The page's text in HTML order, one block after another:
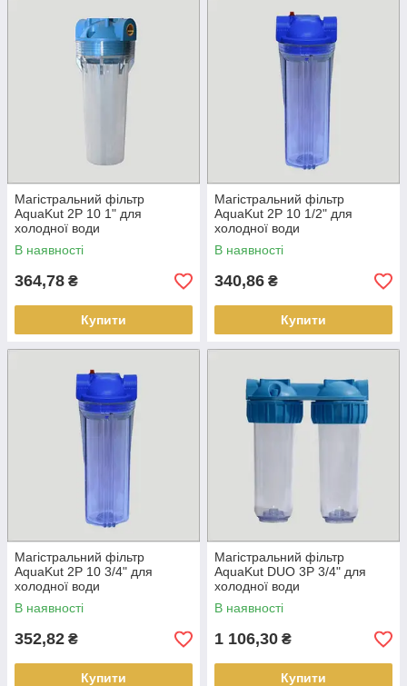
Магістральний фільтр
AquaKut 2P 10 1" для
холодної води
В наявності
364,78 ₴
Купити
Магістральний фільтр
AquaKut 2P 10 1/2" для
холодної води
В наявності
340,86 ₴
Купити
Магістральний фільтр
AquaKut 2P 10 3/4" для
холодної води
В наявності
352,82 ₴
Купити
Магістральний фільтр
AquaKut DUO 3P 3/4" для
холодної води
В наявності
1 106,30 ₴
Купити